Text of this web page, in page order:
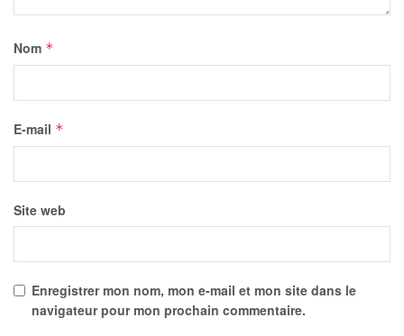
Nom *
E-mail *
Site web
Enregistrer mon nom, mon e-mail et mon site dans le
navigateur pour mon prochain commentaire.